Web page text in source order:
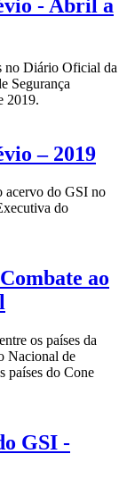
- Abril a
no Diário Oficial da
Segurança
2019.
– 2019
acervo do GSI no
do
ao
os países da
Nacional de
países do Cone
GSI -